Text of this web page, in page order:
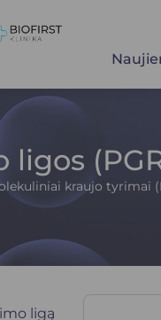
ligos
kraujo tyrimai
ligą